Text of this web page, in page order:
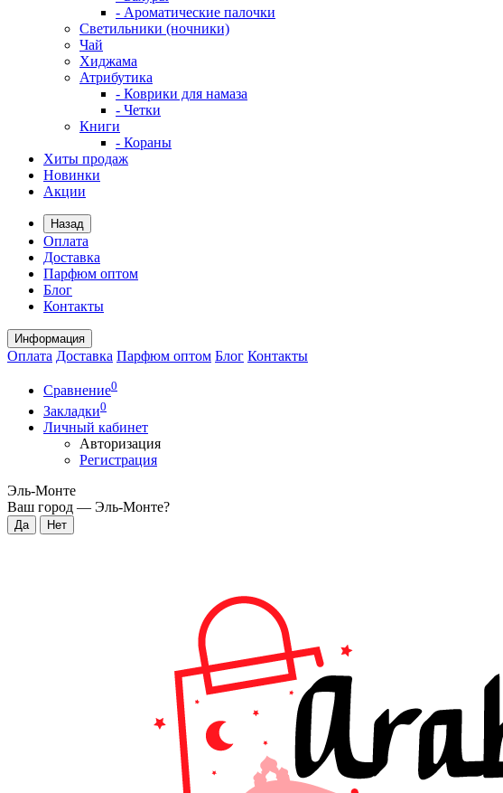
- Ароматические палочки
Светильники (ночники)
Чай
Хиджама
Атрибутика
- Коврики для намаза
- Четки
Книги
- Кораны
Хиты продаж
Новинки
Акции
Назад
Оплата
Доставка
Парфюм оптом
Блог
Контакты
Информация
Оплата Доставка Парфюм оптом Блог Контакты
Сравнение0
Закладки0
Личный кабинет
Авторизация
Регистрация
Эль-Монте
Ваш город — Эль-Монте?